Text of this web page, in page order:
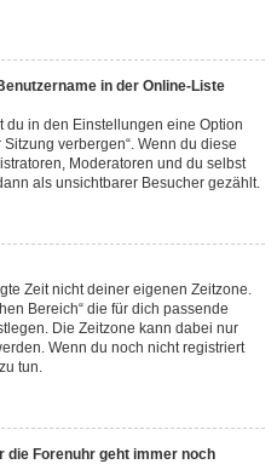
in der Online-Liste
du in den Einstellungen eine Option
verbergen“. Wenn du diese
Moderatoren und du selbst
als unsichtbarer Besucher gezählt.
Zeit nicht deiner eigenen Zeitzone.
Bereich“ die für dich passende
Die Zeitzone kann dabei nur
Wenn du noch nicht registriert
tun.
die Forenuhr geht immer noch